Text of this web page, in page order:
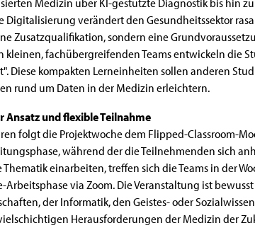
Digitalisierung verändert den Gesundheitssektor
Zusatzqualifikation, sondern eine
kleinen, fachübergreifenden Teams entwickeln die
Diese kompakten Lerneinheiten sollen anderen
rund um Daten in der Medizin erleichtern.
und flexible Teilnahme
folgt die Projektwoche dem Flipped-Classroom-
während der die Teilnehmenden sich
einarbeiten, treffen sich die Teams in der
via Zoom. Die Veranstaltung ist
der Informatik, den Geistes- oder
Herausforderungen der Medizin der